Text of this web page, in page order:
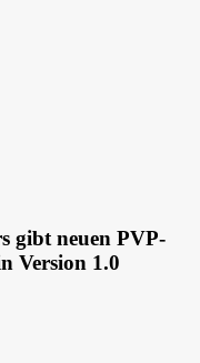
gibt neuen PVP-
Version 1.0